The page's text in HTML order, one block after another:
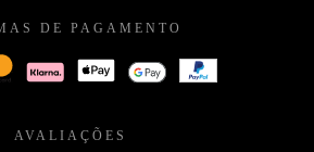
DE PAGAMENTO
AVALIAÇÕES